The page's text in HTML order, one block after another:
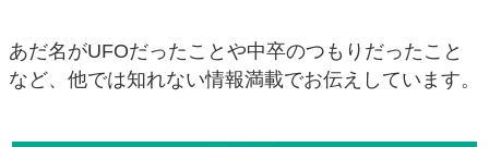
あだ名がUFOだったことや中卒のつもりだったこと
など、他では知れない情報満載でお伝えしています。